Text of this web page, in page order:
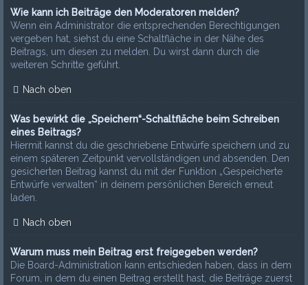
Wie kann ich Beiträge den Moderatoren melden?
Wenn ein Administrator die entsprechenden Berechtigungen
vergeben hat, siehst du eine Schaltfläche in der Nähe des
Beitrags, um diesen zu melden. Du wirst dann durch die
weiteren Schritte geführt.
Nach oben
Was bewirkt die „Speichern“-Schaltfläche beim Schreiben
eines Beitrags?
Hiermit kannst du die geschriebene Entwürfe speichern und zu
einem späteren Zeitpunkt vervollständigen und absenden. Den
gesicherten Beitrag kannst du mit der Funktion „Gespeicherte
Entwürfe verwalten“ in deinem persönlichen Bereich erneut
laden.
Nach oben
Warum muss mein Beitrag erst freigegeben werden?
Die Board-Administration kann entschieden haben, dass in dem
Forum, in dem du einen Beitrag erstellt hast, die Beiträge zuerst